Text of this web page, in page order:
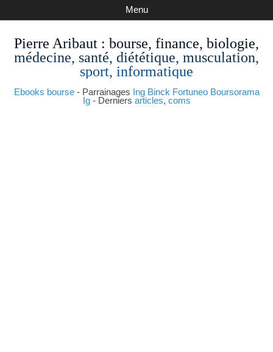
Pierre Aribaut : bourse, finance, biologie,
médecine, santé, diététique, musculation,
sport, informatique
Ebooks bourse- Parrainages Ing Binck Fortuneo Boursorama
Ig- Derniers articles, coms
Menu